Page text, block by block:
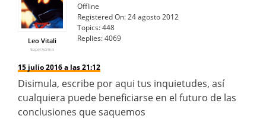
Leo Vitali
SuperAdmin
Offline
Registered On:24 agosto 2012
Topics:448
Replies:4069
15 julio 2016 a las 21:12
Disimula, escribe por aqui tus inquietudes, así
cualquiera puede beneficiarse en el futuro de las
conclusiones que saquemos